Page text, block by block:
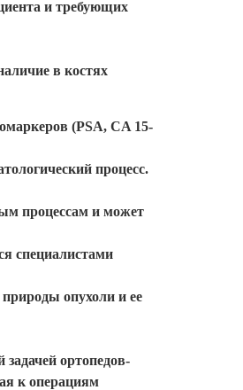
и требующих
в костях
(PSA, CA 15-
процесс.
процессам и может
специалистами
опухоли и ее
ортопедов-
к операциям